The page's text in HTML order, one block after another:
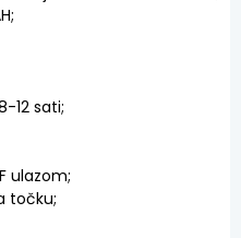
12 sati;
ulazom;
točku;